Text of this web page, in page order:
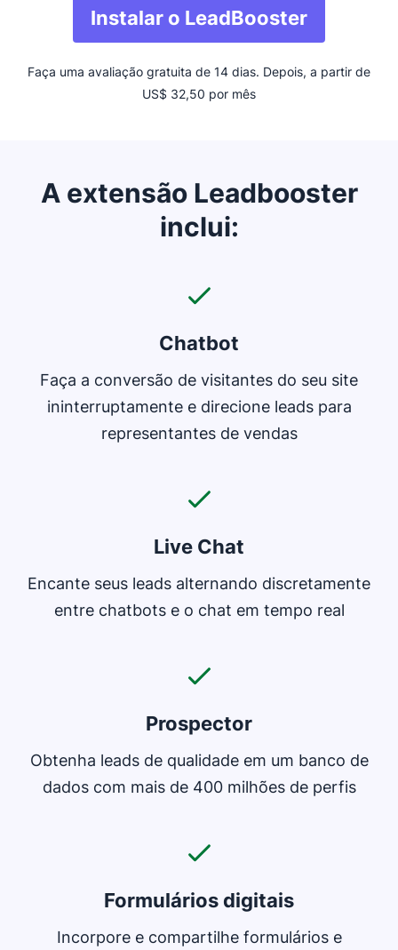
Instalar o LeadBooster
Faça uma avaliação gratuita de 14 dias. Depois, a partir de
US$ 32,50 por mês
A extensão Leadbooster
inclui:
Chatbot
Faça a conversão de visitantes do seu site
ininterruptamente e direcione leads para
representantes de vendas
Live Chat
Encante seus leads alternando discretamente
entre chatbots e o chat em tempo real
Prospector
Obtenha leads de qualidade em um banco de
dados com mais de 400 milhões de perfis
Formulários digitais
Incorpore e compartilhe formulários e